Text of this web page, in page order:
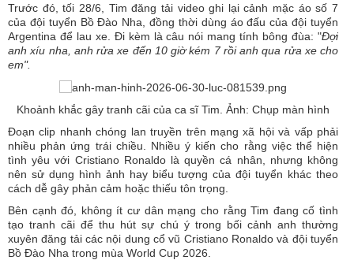
Trước đó, tối 28/6, Tim đăng tải video ghi lại cảnh mặc áo số 7
của đội tuyển Bồ Đào Nha, đồng thời dùng áo đấu của đội tuyển
Argentina để lau xe. Đi kèm là câu nói mang tính bông đùa: "Đợi
anh xíu nha, anh rửa xe đến 10 giờ kém 7 rồi anh qua rửa xe cho
em".
Khoảnh khắc gây tranh cãi của ca sĩ Tim. Ảnh: Chụp màn hình
Đoạn clip nhanh chóng lan truyền trên mạng xã hội và vấp phải
nhiều phản ứng trái chiều. Nhiều ý kiến cho rằng việc thể hiện
tình yêu với Cristiano Ronaldo là quyền cá nhân, nhưng không
nên sử dụng hình ảnh hay biểu tượng của đội tuyển khác theo
cách dễ gây phản cảm hoặc thiếu tôn trọng.
Bên cạnh đó, không ít cư dân mạng cho rằng Tim đang cố tình
tạo tranh cãi để thu hút sự chú ý trong bối cảnh anh thường
xuyên đăng tải các nội dung cổ vũ Cristiano Ronaldo và đội tuyển
Bồ Đào Nha trong mùa World Cup 2026.